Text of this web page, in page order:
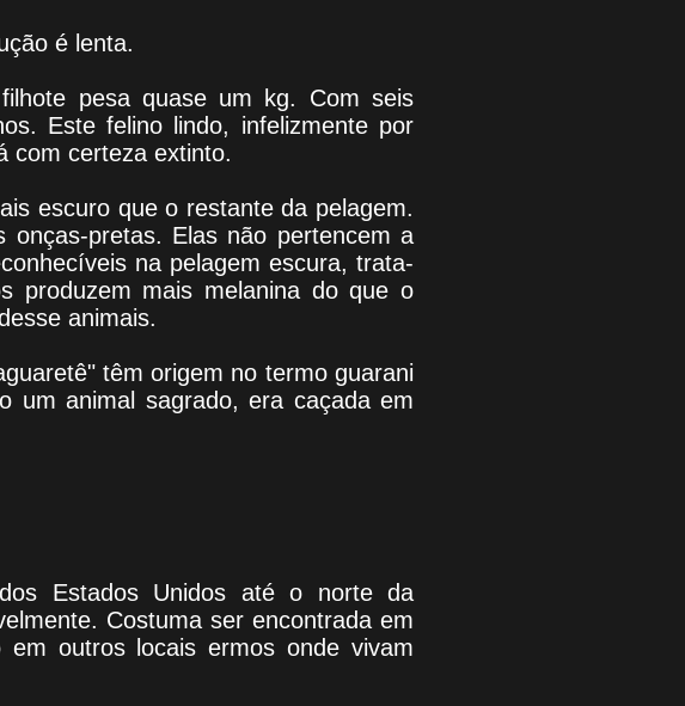
é lenta.
pesa quase um kg. Com seis
Este felino lindo, infelizmente por
com certeza extinto.
escuro que o restante da pelagem.
onças-pretas. Elas não pertencem a
na pelagem escura, trata-
produzem mais melanina do que o
animais.
têm origem no termo guarani
um animal sagrado, era caçada em
Estados Unidos até o norte da
Costuma ser encontrada em
outros locais ermos onde vivam